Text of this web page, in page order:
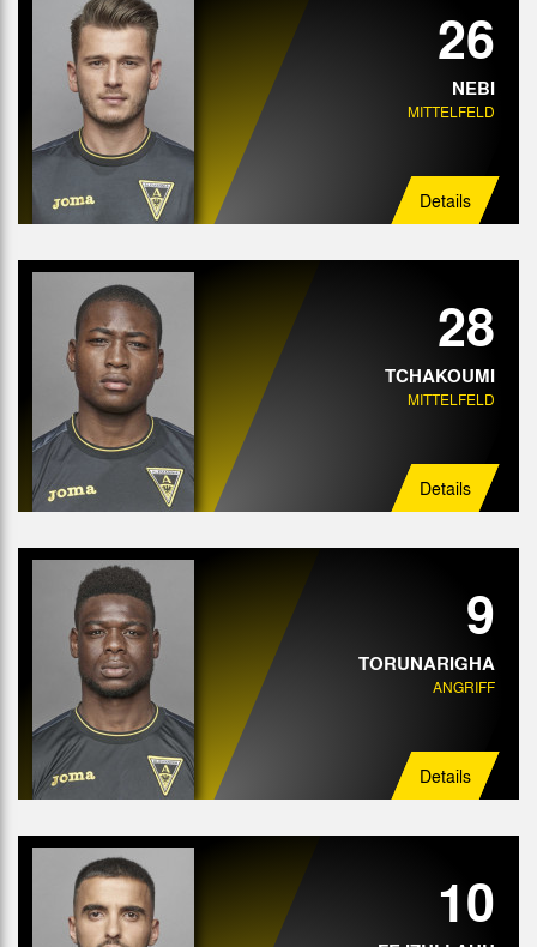
26
NEBI
MITTELFELD
Details
28
TCHAKOUMI
MITTELFELD
Details
9
TORUNARIGHA
ANGRIFF
Details
10